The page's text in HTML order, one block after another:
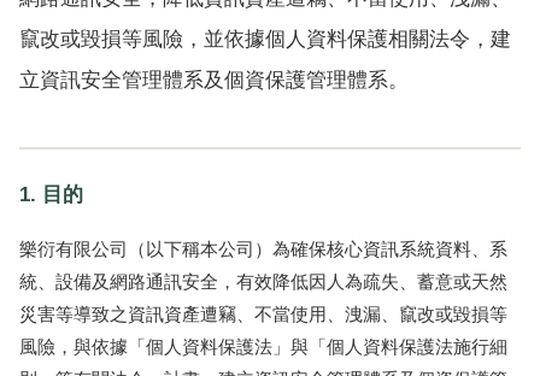
竄改或毀損等風險，並依據個人資料保護相關法令，建
立資訊安全管理體系及個資保護管理體系。
1. 目的
樂衍有限公司（以下稱本公司）為確保核心資訊系統資料、系
統、設備及網路通訊安全，有效降低因人為疏失、蓄意或天然
災害等導致之資訊資產遭竊、不當使用、洩漏、竄改或毀損等
風險，與依據「個人資料保護法」與「個人資料保護法施行細